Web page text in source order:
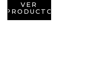
VER
PRODUCTO